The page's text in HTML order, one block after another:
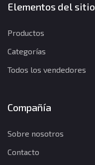
Elementos del sitio
Productos
Categorías
Todos los vendedores
Compañía
Sobre nosotros
Contacto